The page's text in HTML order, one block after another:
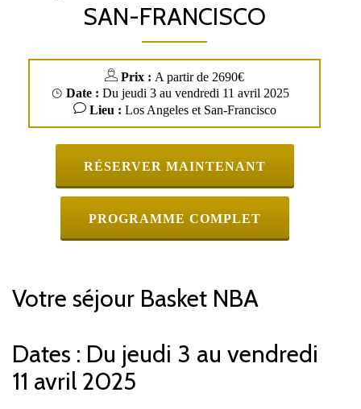
SAN-FRANCISCO
Prix : A partir de 2690€
Date : Du jeudi 3 au vendredi 11 avril 2025
Lieu : Los Angeles et San-Francisco
RÉSERVER MAINTENANT
PROGRAMME COMPLET
Votre séjour Basket NBA
Dates : Du jeudi 3 au vendredi
11 avril 2025